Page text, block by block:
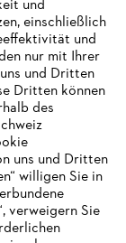
und
einschließlich
und
nur mit Ihrer
und Dritten
Dritten können
des
uns und Dritten
willigen Sie in
verweigern Sie